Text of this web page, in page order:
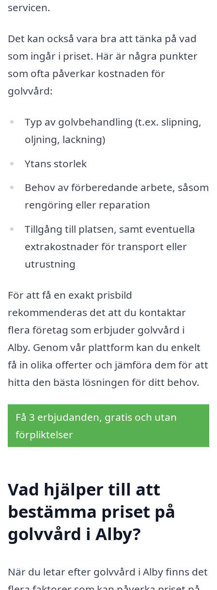
servicen.
Det kan också vara bra att tänka på vad
som ingår i priset. Här är några punkter
som ofta påverkar kostnaden för
golvvård:
Typ av golvbehandling (t.ex. slipning,
oljning, lackning)
Ytans storlek
Behov av förberedande arbete, såsom
rengöring eller reparation
Tillgång till platsen, samt eventuella
extrakostnader för transport eller
utrustning
För att få en exakt prisbild
rekommenderas det att du kontaktar
flera företag som erbjuder golvvård i
Alby. Genom vår plattform kan du enkelt
få in olika offerter och jämföra dem för att
hitta den bästa lösningen för ditt behov.
Få 3 erbjudanden, gratis och utan
förpliktelser
Vad hjälper till att
bestämma priset på
golvvård i Alby?
När du letar efter golvvård i Alby finns det